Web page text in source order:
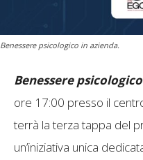
Benessere psicologico in azienda.
Benessere psicologico
ore 17:00 presso il
terrà la terza tappa del
un’iniziativa unica